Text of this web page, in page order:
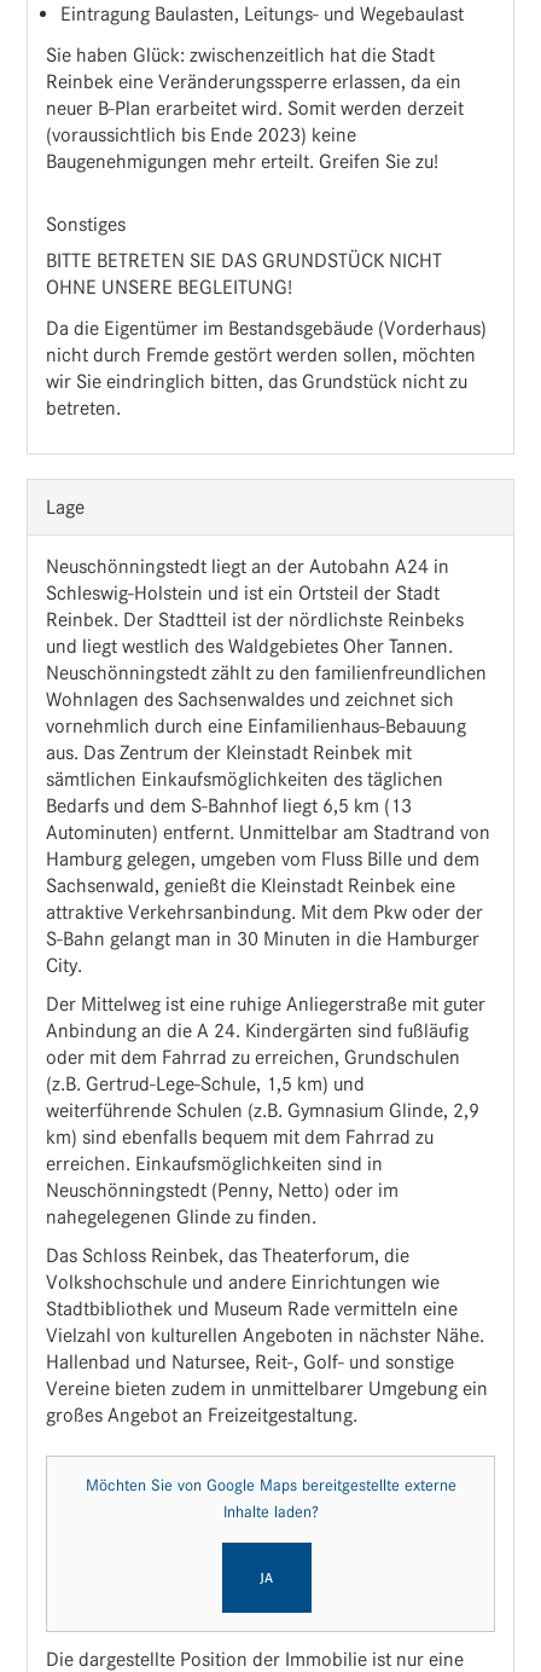
Eintragung Baulasten, Leitungs- und Wegebaulast
Sie haben Glück: zwischenzeitlich hat die Stadt
Reinbek eine Veränderungssperre erlassen, da ein
neuer B-Plan erarbeitet wird. Somit werden derzeit
(voraussichtlich bis Ende 2023) keine
Baugenehmigungen mehr erteilt. Greifen Sie zu!
Sonstiges
BITTE BETRETEN SIE DAS GRUNDSTÜCK NICHT
OHNE UNSERE BEGLEITUNG!
Da die Eigentümer im Bestandsgebäude (Vorderhaus)
nicht durch Fremde gestört werden sollen, möchten
wir Sie eindringlich bitten, das Grundstück nicht zu
betreten.
Lage
Neuschönningstedt liegt an der Autobahn A24 in
Schleswig-Holstein und ist ein Ortsteil der Stadt
Reinbek. Der Stadtteil ist der nördlichste Reinbeks
und liegt westlich des Waldgebietes Oher Tannen.
Neuschönningstedt zählt zu den familienfreundlichen
Wohnlagen des Sachsenwaldes und zeichnet sich
vornehmlich durch eine Einfamilienhaus-Bebauung
aus. Das Zentrum der Kleinstadt Reinbek mit
sämtlichen Einkaufsmöglichkeiten des täglichen
Bedarfs und dem S-Bahnhof liegt 6,5 km (13
Autominuten) entfernt. Unmittelbar am Stadtrand von
Hamburg gelegen, umgeben vom Fluss Bille und dem
Sachsenwald, genießt die Kleinstadt Reinbek eine
attraktive Verkehrsanbindung. Mit dem Pkw oder der
S-Bahn gelangt man in 30 Minuten in die Hamburger
City.
Der Mittelweg ist eine ruhige Anliegerstraße mit guter
Anbindung an die A 24. Kindergärten sind fußläufig
oder mit dem Fahrrad zu erreichen, Grundschulen
(z.B. Gertrud-Lege-Schule, 1,5 km) und
weiterführende Schulen (z.B. Gymnasium Glinde, 2,9
km) sind ebenfalls bequem mit dem Fahrrad zu
erreichen. Einkaufsmöglichkeiten sind in
Neuschönningstedt (Penny, Netto) oder im
nahegelegenen Glinde zu finden.
Das Schloss Reinbek, das Theaterforum, die
Volkshochschule und andere Einrichtungen wie
Stadtbibliothek und Museum Rade vermitteln eine
Vielzahl von kulturellen Angeboten in nächster Nähe.
Hallenbad und Natursee, Reit-, Golf- und sonstige
Vereine bieten zudem in unmittelbarer Umgebung ein
großes Angebot an Freizeitgestaltung.
Möchten Sie von Google Mapsbereitgestellte externe
Inhalte laden?
JA
Die dargestellte Position der Immobilie ist nur eine